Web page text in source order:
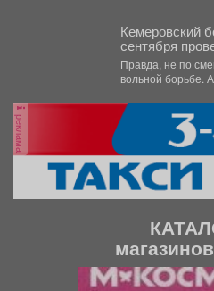
Кемеровский
сентября
Правда, не по
вольной борьбе.
реклама